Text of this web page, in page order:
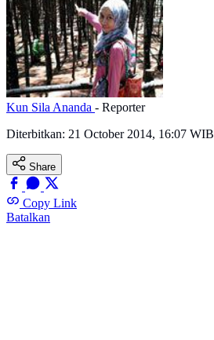
Kun Sila Ananda - Reporter
Diterbitkan: 21 October 2014, 16:07 WIB
Share
Copy Link
Batalkan